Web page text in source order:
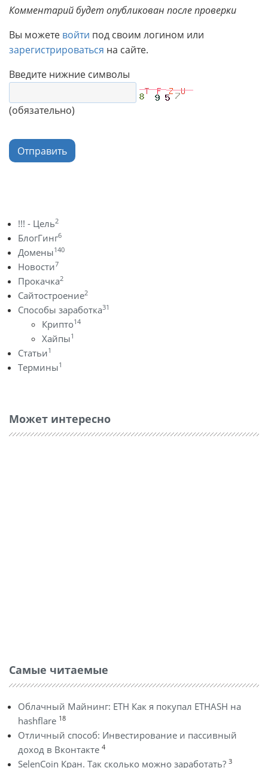
Комментарий будет опубликован после проверки
Вы можете войти под своим логином или
зарегистрироваться на сайте.
Введите нижние символы
(обязательно)
Отправить
!!! - Цель2
БлогГинг6
Домены140
Новости7
Прокачка2
Сайтостроение2
Способы заработка31
Крипто14
Хайпы1
Статьи1
Термины1
Может интересно
Самые читаемые
Облачный Майнинг: ETH Как я покупал ETHASH на
hashflare 18
Отличный способ: Инвестирование и пассивный
доход в Вконтакте 4
SelenCoin Кран. Так сколько можно заработать? 3